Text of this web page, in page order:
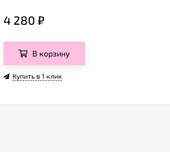
4 280 ₽
В корзину
Купить в 1 клик